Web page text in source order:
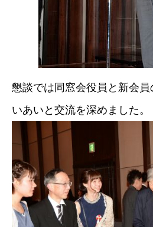
懇談では同窓会役員と新会
いあいと交流を深めました。